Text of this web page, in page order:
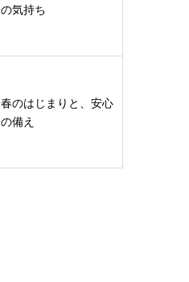
の気持ち
春のはじまりと、安心
の備え